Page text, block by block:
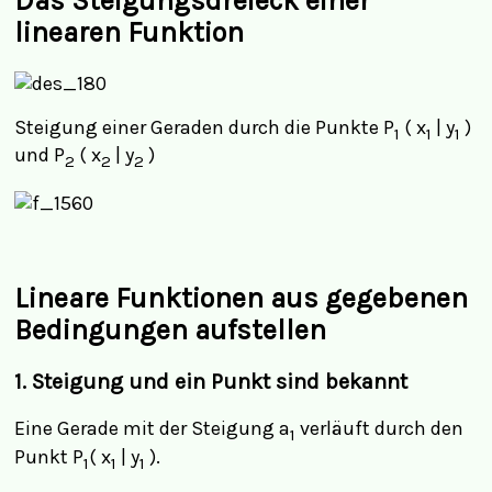
linearen Funktion
Steigung einer Geraden durch die Punkte P1 ( x1 | y1 )
und P2 ( x2 | y2 )
Lineare Funktionen aus gegebenen
Bedingungen aufstellen
1. Steigung und ein Punkt sind bekannt
Eine Gerade mit der Steigung a1 verläuft durch den
Punkt P1( x1 | y1 ).